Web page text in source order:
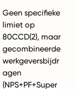
Geen specifieke
limiet op
80CCD(2), maar
gecombineerde
werkgeversbijdr
agen
(NPS+PF+Super